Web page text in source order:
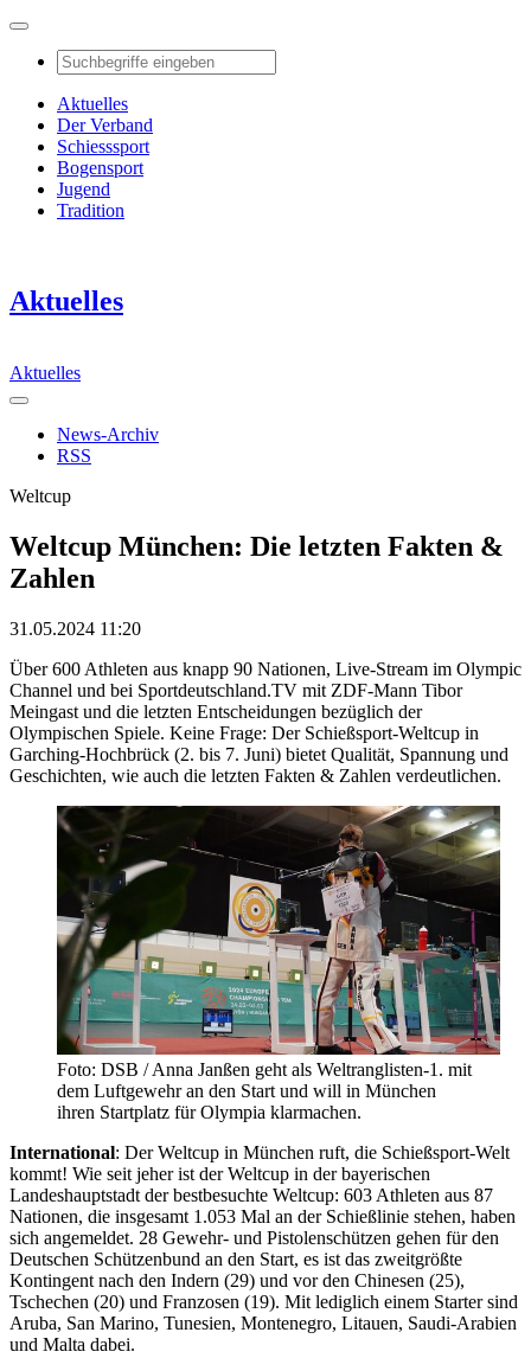
Aktuelles
Der Verband
Schiesssport
Bogensport
Jugend
Tradition
Aktuelles
Aktuelles
News-Archiv
RSS
Weltcup
Weltcup München: Die letzten Fakten &
Zahlen
31.05.2024 11:20
Über 600 Athleten aus knapp 90 Nationen, Live-Stream im Olympic
Channel und bei Sportdeutschland.TV mit ZDF-Mann Tibor
Meingast und die letzten Entscheidungen bezüglich der
Olympischen Spiele. Keine Frage: Der Schießsport-Weltcup in
Garching-Hochbrück (2. bis 7. Juni) bietet Qualität, Spannung und
Geschichten, wie auch die letzten Fakten & Zahlen verdeutlichen.
Foto: DSB / Anna Janßen geht als Weltranglisten-1. mit
dem Luftgewehr an den Start und will in München
ihren Startplatz für Olympia klarmachen.
International: Der Weltcup in München ruft, die Schießsport-Welt
kommt! Wie seit jeher ist der Weltcup in der bayerischen
Landeshauptstadt der bestbesuchte Weltcup: 603 Athleten aus 87
Nationen, die insgesamt 1.053 Mal an der Schießlinie stehen, haben
sich angemeldet. 28 Gewehr- und Pistolenschützen gehen für den
Deutschen Schützenbund an den Start, es ist das zweitgrößte
Kontingent nach den Indern (29) und vor den Chinesen (25),
Tschechen (20) und Franzosen (19). Mit lediglich einem Starter sind
Aruba, San Marino, Tunesien, Montenegro, Litauen, Saudi-Arabien
und Malta dabei.